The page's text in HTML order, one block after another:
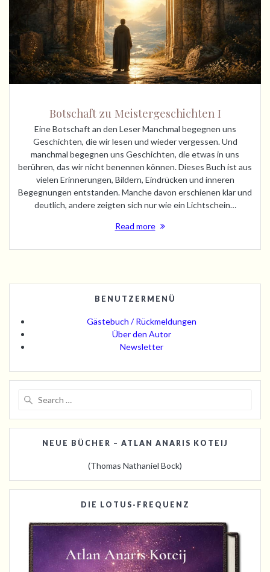
Botschaft zu Meistergeschichten I
Eine Botschaft an den Leser Manchmal begegnen uns
Geschichten, die wir lesen und wieder vergessen. Und
manchmal begegnen uns Geschichten, die etwas in uns
berühren, das wir nicht benennen können. Dieses Buch ist aus
vielen Erinnerungen, Bildern, Eindrücken und inneren
Begegnungen entstanden. Manche davon erschienen klar und
deutlich, andere zeigten sich nur wie ein Lichtschein…
Read more
BENUTZERMENÜ
Gästebuch / Rückmeldungen
Über den Autor
Newsletter
NEUE BÜCHER – ATLAN ANARIS KOTEIJ
(Thomas Nathaniel Bock)
DIE LOTUS-FREQUENZ